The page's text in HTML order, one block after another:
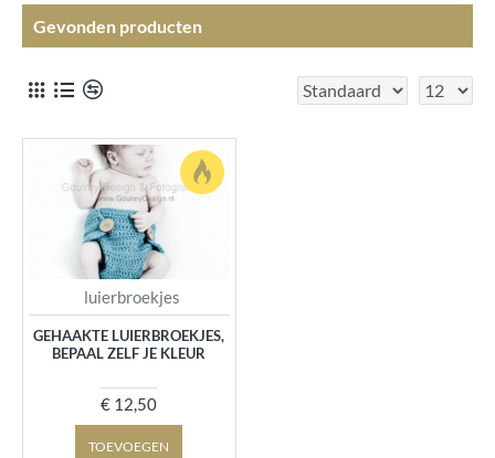
Gevonden producten
luierbroekjes
GEHAAKTE LUIERBROEKJES,
BEPAAL ZELF JE KLEUR
€ 12,50
TOEVOEGEN